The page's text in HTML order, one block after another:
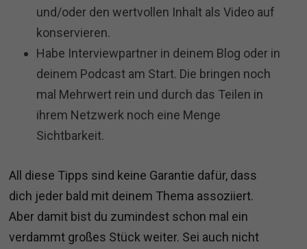
und/oder den wertvollen Inhalt als Video auf
konservieren.
Habe Interviewpartner in deinem Blog oder in
deinem Podcast am Start. Die bringen noch
mal Mehrwert rein und durch das Teilen in
ihrem Netzwerk noch eine Menge
Sichtbarkeit.
All diese Tipps sind keine Garantie dafür, dass
dich jeder bald mit deinem Thema assoziiert.
Aber damit bist du zumindest schon mal ein
verdammt großes Stück weiter. Sei auch nicht